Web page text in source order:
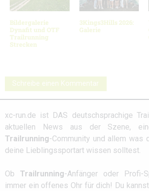
Bildergalerie
Dynafit und OTF
Trailrunning
Strecken
3Kings3Hills 2026:
Galerie
Schreibe einen Kommentar
xc-run.de ist DAS deutschsprachige
aktuellen News aus der Szene,
Trailrunning-Community und allem was
deine Lieblingssportart wissen solltest.
Ob Trailrunning-Anfänger oder Profi-
immer ein offenes Ohr für dich! Du